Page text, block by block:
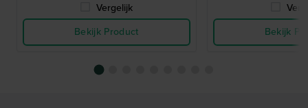
Vergelijk
Bekijk Product
Bekijk